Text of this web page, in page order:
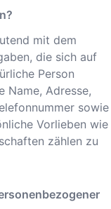
mit dem
die sich auf
Person
Name, Adresse,
sowie
Vorlieben wie
zählen zu